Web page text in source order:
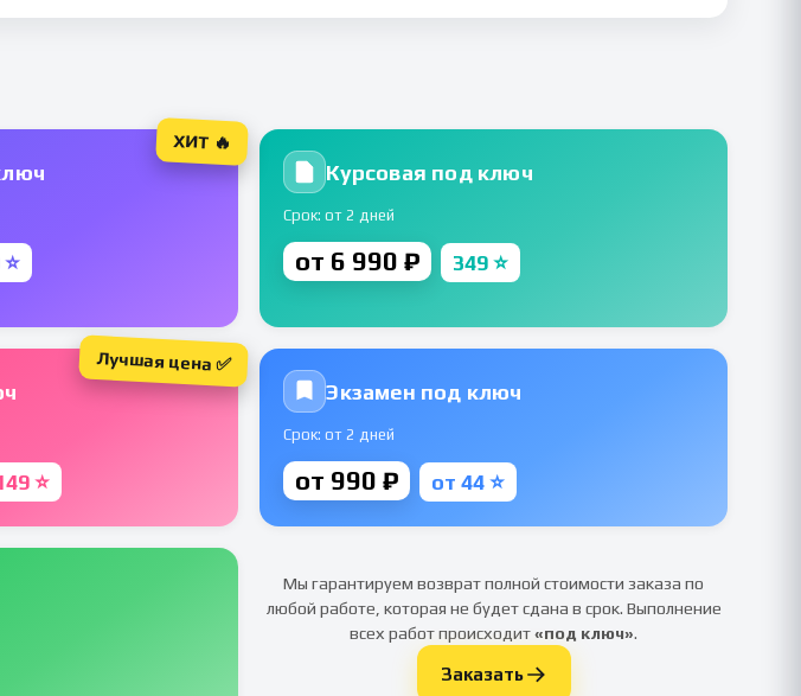
ХИТ 🔥
Курсовая под ключ
Срок: от 2 дней
от 6 990 ₽ 349 ⭐
⭐
Лучшая цена ✅
Экзамен под ключ
Срок: от 2 дней
от 990 ₽ от 44 ⭐
Мы гарантируем возврат полной стоимости заказа по
любой работе, которая не будет сдана в срок. Выполнение
всех работ происходит«под ключ».
Заказать